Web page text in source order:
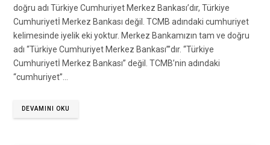
doğru adı Türkiye Cumhuriyet Merkez Bankası’dır, Türkiye
Cumhuriyetİ Merkez Bankası değil. TCMB adındaki cumhuriyet
kelimesinde iyelik eki yoktur. Merkez Bankamızın tam ve doğru
adı “Türkiye Cumhuriyet Merkez Bankası”’dır. “Türkiye
Cumhuriyetİ Merkez Bankası” değil. TCMB’nin adındaki
“cumhuriyet”…
DEVAMINI OKU